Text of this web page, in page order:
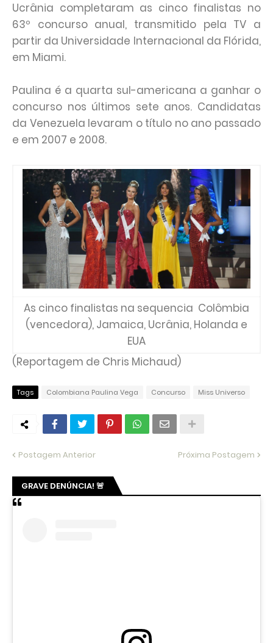
Ucrânia completaram as cinco finalistas no
63º concurso anual, transmitido pela TV a
partir da Universidade Internacional da Flórida,
em Miami.
Paulina é a quarta sul-americana a ganhar o
concurso nos últimos sete anos. Candidatas
da Venezuela levaram o título no ano passado
e em 2007 e 2008.
As cinco finalistas na sequencia Colômbia
(vencedora), Jamaica, Ucrânia, Holanda e
EUA
(Reportagem de Chris Michaud)
Tags Colombiana Paulina Vega Concurso Miss Universo
Postagem Anterior Próxima Postagem
GRAVE DENÚNCIA! 🚨